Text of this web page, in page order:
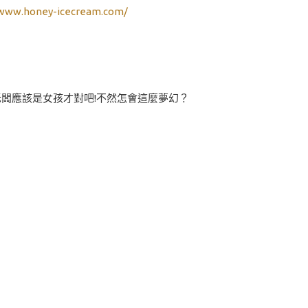
icecream.com/
應該是女孩才對吧!不然怎會這麼夢幻？